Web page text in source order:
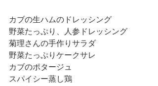
カブの生ハムのドレッシング
野菜たっぷり、人参ドレッシング
菊理さんの手作りサラダ
野菜たっぷりケークサレ
カブのポタージュ
スパイシー蒸し鶏